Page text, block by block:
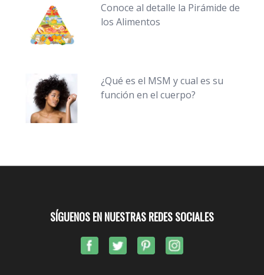
Conoce al detalle la Pirámide de
los Alimentos
¿Qué es el MSM y cual es su
función en el cuerpo?
SÍGUENOS EN NUESTRAS REDES SOCIALES